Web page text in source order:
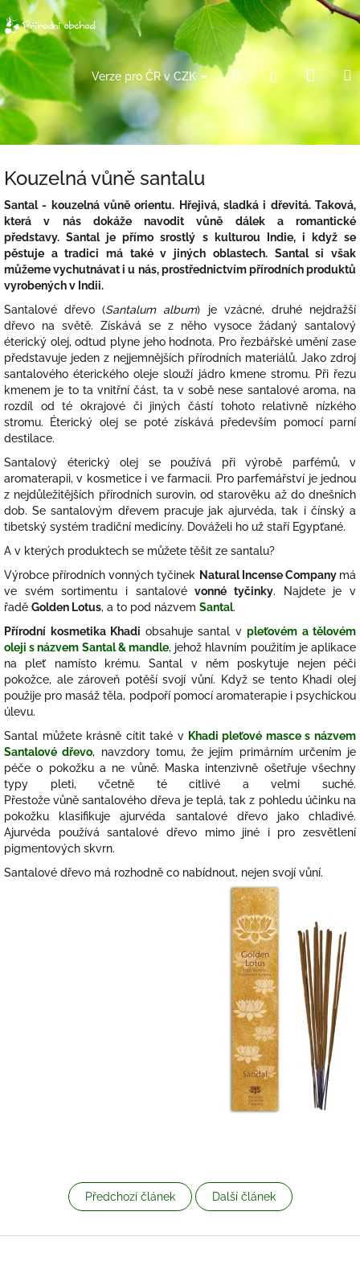
Přejít
na
obsah
Verze pro ČR v CZK Hledat Přihlášení
košík
Kouzelná vůně santalu
Santal - kouzelná vůně orientu. Hřejivá, sladká i dřevitá. Taková,
která v nás dokáže navodit vůně dálek a romantické
představy. Santal je přímo srostlý s kulturou Indie, i když se
pěstuje a tradici má také v jiných oblastech. Santal si však
můžeme vychutnávat i u nás, prostřednictvím přírodních produktů
vyrobených v Indii.
Santalové dřevo (Santalum album) je vzácné, druhé nejdražší
dřevo na světě. Získává se z něho vysoce žádaný santalový
éterický olej, odtud plyne jeho hodnota. Pro řezbářské umění zase
představuje jeden z nejjemnějších přírodních materiálů. Jako zdroj
santalového éterického oleje slouží jádro kmene stromu. Při řezu
kmenem je to ta vnitřní část, ta v sobě nese santalové aroma, na
rozdíl od té okrajové či jiných částí tohoto relativně nízkého
stromu. Éterický olej se poté získává především pomocí parní
destilace.
Santalový éterický olej se používá při výrobě parfémů, v
aromaterapii, v kosmetice i ve farmacii. Pro parfemářství je jednou
z nejdůležitějších přírodních surovin, od starověku až do dnešních
dob. Se santalovým dřevem pracuje jak ajurvéda, tak i čínský a
tibetský systém tradiční medicíny. Dováželi ho už staří Egypťané.
A v kterých produktech se můžete těšit ze santalu?
Výrobce přírodních vonných tyčinek Natural Incense Company má
ve svém sortimentu i santalovévonné tyčinky. Najdete je v
řadě Golden Lotus, a to pod názvem Santal.
Přírodní kosmetika Khadi obsahuje santal v pleťovém a tělovém
oleji s názvem Santal & mandle, jehož hlavním použitím je aplikace
na pleť namísto krému. Santal v něm poskytuje nejen péči
pokožce, ale zároveň potěší svojí vůní. Když se tento Khadi olej
použije pro masáž těla, podpoří pomocí aromaterapie i psychickou
úlevu.
Santal můžete krásně cítit také v Khadi pleťové masce s názvem
Santalové dřevo, navzdory tomu, že jejím primárním určením je
péče o pokožku a ne vůně. Maska intenzivně ošetřuje všechny
typy pleti, včetně té citlivé a velmi suché.
Přestože vůně santalového dřeva je teplá, tak z pohledu účinku na
pokožku klasifikuje ajurvéda santalové dřevo jako chladivé.
Ajurvéda používá santalové dřevo mimo jiné i pro zesvětlení
pigmentových skvrn.
Santalové dřevo má rozhodně co nabídnout, nejen svojí vůní.
Předchozí článek Další článek